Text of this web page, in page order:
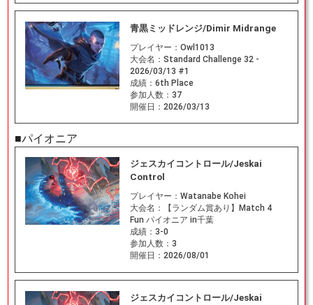
青黒ミッドレンジ/Dimir Midrange
プレイヤー： Owl1013
大会名： Standard Challenge 32 -
2026/03/13 #1
成績： 6th Place
参加人数： 37
開催日： 2026/03/13
■パイオニア
ジェスカイコントロール/Jeskai
Control
プレイヤー： Watanabe Kohei
大会名：
【ランダム賞あり】Match 4
Fun パイオニア in千葉
成績： 3-0
参加人数： 3
開催日： 2026/08/01
ジェスカイコントロール/Jeskai